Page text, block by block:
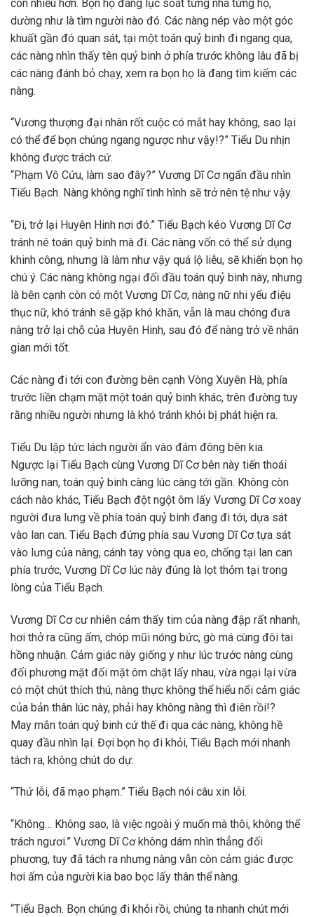
còn nhiều hơn. Bọn họ đang lục soát từng nhà từng hộ,
dường như là tìm người nào đó. Các nàng nép vào một góc
khuất gần đó quan sát, tại một toán quỷ binh đi ngang qua,
các nàng nhìn thấy tên quỷ binh ở phía trước không lâu đã bị
các nàng đánh bỏ chạy, xem ra bọn họ là đang tìm kiếm các
nàng.
“Vương thượng đại nhân rốt cuộc có mắt hay không, sao lại
có thể để bọn chúng ngang ngược như vậy!?” Tiểu Du nhịn
không được trách cứ.
“Phạm Vô Cứu, làm sao đây?” Vương Dĩ Cơ ngẩn đầu nhìn
Tiểu Bạch. Nàng không nghĩ tình hình sẽ trở nên tệ như vậy.
“Đi, trở lại Huyên Hinh nơi đó.” Tiểu Bạch kéo Vương Dĩ Cơ
tránh né toán quỷ binh mà đi. Các nàng vốn có thể sử dụng
khinh công, nhưng là làm như vậy quá lộ liễu, sẽ khiến bọn họ
chú ý. Các nàng không ngại đối đầu toán quỷ binh này, nhưng
là bên cạnh còn có một Vương Dĩ Cơ, nàng nữ nhi yểu điệu
thục nữ, khó tránh sẽ gặp khó khăn, vẫn là mau chóng đưa
nàng trở lại chỗ của Huyên Hinh, sau đó để nàng trở về nhân
gian mới tốt.
Các nàng đi tới con đường bên cạnh Vòng Xuyên Hà, phía
trước liền chạm mặt một toán quỷ binh khác, trên đường tuy
rằng nhiều người nhưng là khó tránh khỏi bị phát hiện ra.
Tiểu Du lập tức lách người ẩn vào đám đông bên kia.
Ngược lại Tiểu Bạch cùng Vương Dĩ Cơ bên này tiến thoái
lưỡng nan, toán quỷ binh càng lúc càng tới gần. Không còn
cách nào khác, Tiểu Bạch đột ngột ôm lấy Vương Dĩ Cơ xoay
người đưa lưng về phía toán quỷ binh đang đi tới, dựa sát
vào lan can. Tiểu Bạch đứng phía sau Vương Dĩ Cơ tựa sát
vào lưng của nàng, cánh tay vòng qua eo, chống tại lan can
phía trước, Vương Dĩ Cơ lúc này đúng là lọt thỏm tại trong
lòng của Tiểu Bạch.
Vương Dĩ Cơ cư nhiên cảm thấy tim của nàng đập rất nhanh,
hơi thở ra cũng ấm, chóp mũi nóng bức, gò má cùng đôi tai
hồng nhuận. Cảm giác này giống y như lúc trước nàng cùng
đối phương mặt đối mặt ôm chặt lấy nhau, vừa ngại lại vừa
có một chút thích thú, nàng thực không thể hiểu nổi cảm giác
của bản thân lúc này, phải hay không nàng thì điên rồi!?
May mắn toán quỷ binh cứ thế đi qua các nàng, không hề
quay đầu nhìn lại. Đợi bọn họ đi khỏi, Tiểu Bạch mới nhanh
tách ra, không chút do dự.
“Thứ lỗi, đã mạo phạm.” Tiểu Bạch nói câu xin lỗi.
“Không… Không sao, là việc ngoài ý muốn mà thôi, không thể
trách ngươi.” Vương Dĩ Cơ không dám nhìn thẳng đối
phương, tuy đã tách ra nhưng nàng vẫn còn cảm giác được
hơi ấm của người kia bao bọc lấy thân thể nàng.
“Tiểu Bạch. Bọn chúng đi khỏi rồi, chúng ta nhanh chút mới